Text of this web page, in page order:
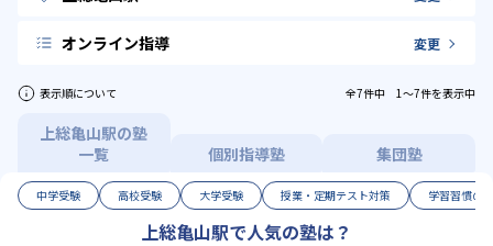
オンライン指導 変更
表示順について 全7件中 1〜7件を表示中
上総亀山駅の塾
一覧
個別指導塾 集団塾
中学受験 高校受験 大学受験 授業・定期テスト対策 学習習慣の
上総亀山駅で人気の塾は？